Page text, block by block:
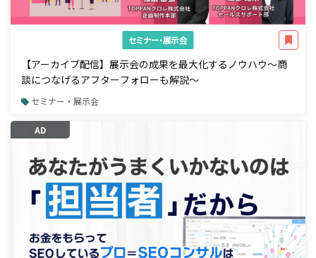
セミナー・展示会
【アーカイブ配信】展示会の成果を最大化するノウハウ～商
談につなげるアフターフォローも解説～
セミナー・展示会
AD